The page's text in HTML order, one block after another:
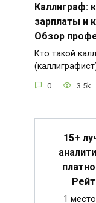
Каллиграф:
зарплаты и
Обзор
Кто такой
0 3.5k.
15+
1